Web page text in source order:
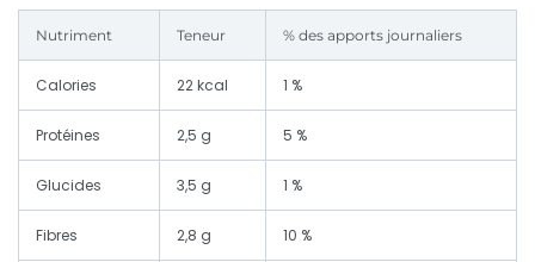
Nutriment Teneur % des apports journaliers
Calories 22 kcal 1 %
Protéines 2,5 g 5 %
Glucides 3,5 g 1 %
Fibres 2,8 g 10 %